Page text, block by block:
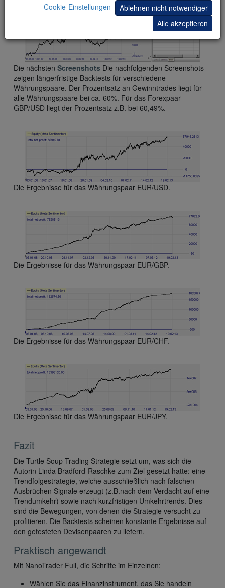
Die nächsten Screenshots Die nachfolgenden Screenshots
zeigen längerfristige Backtests für verschiedene
Währungspaare. Der Prozentsatz an Gewinntrades liegt für
alle Währungspaare bei ca. 60%. Für das Forexpaar
GBP/USD liegt der Prozentsatz z.B. bei 60,49%.
Die Ergebnisse für das Währungspaar EUR/USD.
Die Ergebnisse für das Währungspaar EUR/GBP.
Die Ergebnisse für das Währungspaar EUR/CHF.
Die Ergebnisse für das Währungspaar EUR/JPY.
Fazit
Die Turtle Soup Trading Strategie setzt um, was sich die
Autorin Linda Bradford-Raschke zum Ziel gesetzt hatte: eine
Trendfolgestrategie, welche ausschließlich nach falschen
Ausbrüchen Signale erzeugt (z.B.nach dem Verdacht auf eine
Trendumkehr) sowie nach kurzfristigen Umkehrtrends. Dies
sind die Bewegungen, von denen die Strategie versucht zu
profitieren. Die Backtests scheinen konstante Ergebnisse auf
den getesteten Devisenpaaren zu liefern.
Praktisch angewandt
Mit NanoTrader Full, die Schritte im Einzelnen:
Wählen Sie das Finanzinstrument, das Sie handeln
Cookie-Einstellungen
Ablehnen nicht notwendiger
Alle akzeptieren